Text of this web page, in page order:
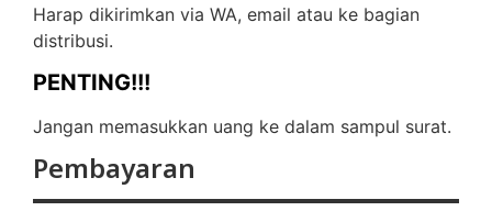
Harap dikirimkan via WA, email atau ke bagian
distribusi.
PENTING!!!
Jangan memasukkan uang ke dalam sampul surat.
Pembayaran